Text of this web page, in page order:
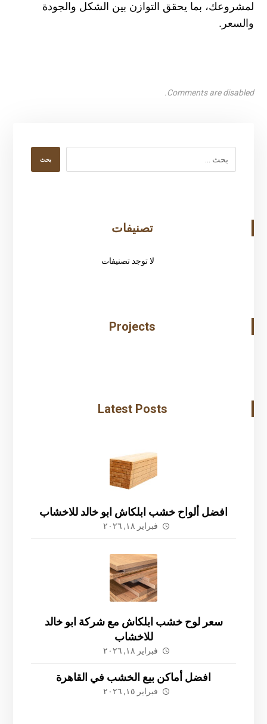
لمشروعك، بما يحقق التوازن بين الشكل والجودة
والسعر.
Comments are disabled.
بحث
تصنيفات
لا توجد تصنيفات
Projects
Latest Posts
افضل ألواح خشب ابلكاش ابو خالد للاخشاب
فبراير ١٨, ٢٠٢٦
سعر لوح خشب ابلكاش مع شركة ابو خالد
للاخشاب
فبراير ١٨, ٢٠٢٦
افضل أماكن بيع الخشب في القاهرة
فبراير ١٥, ٢٠٢٦